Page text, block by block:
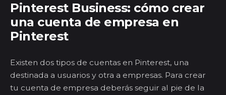
Pinterest Business: cómo crear
una cuenta de empresa en
Pinterest
Existen dos tipos de cuentas en Pinterest, una
destinada a usuarios y otra a empresas. Para crear
tu cuenta de empresa deberás seguir al pie de la